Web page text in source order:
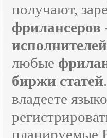
получают,
фрилансеров
исполнителей
любые
биржи статей
владеете
планируемые